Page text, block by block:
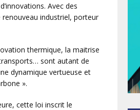
Avec des
industriel, porteur
thermique, la maitrise
sont autant de
dynamique vertueuse et
».
cette loi inscrit le